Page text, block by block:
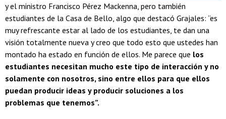
y el ministro Francisco Pérez Mackenna, pero también
estudiantes de la Casa de Bello, algo que destacó Grajales: “es
muy refrescante estar al lado de los estudiantes, te dan una
visión totalmente nueva y creo que todo esto que ustedes han
montado ha estado en función de ellos. Me parece que los
estudiantes necesitan mucho este tipo de interacción y no
solamente con nosotros, sino entre ellos para que ellos
puedan producir ideas y producir soluciones a los
problemas que tenemos”.